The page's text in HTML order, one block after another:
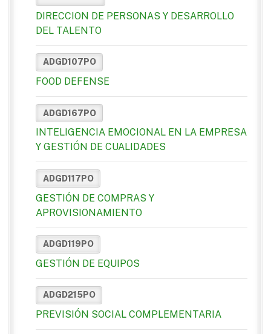
DIRECCION DE PERSONAS Y DESARROLLO
DEL TALENTO
ADGD107PO
FOOD DEFENSE
ADGD167PO
INTELIGENCIA EMOCIONAL EN LA EMPRESA
Y GESTIÓN DE CUALIDADES
ADGD117PO
GESTIÓN DE COMPRAS Y
APROVISIONAMIENTO
ADGD119PO
GESTIÓN DE EQUIPOS
ADGD215PO
PREVISIÓN SOCIAL COMPLEMENTARIA